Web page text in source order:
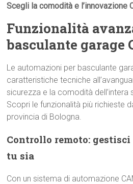
Scegli la comodità e l’innovazione
Funzionalità
basculante garage
Le automazioni per basculante
caratteristiche tecniche
sicurezza e la comodità dell’intera
Scopri le funzionalità più richieste
provincia di Bologna.
Controllo remoto:
tu sia
Con un sistema di automazione